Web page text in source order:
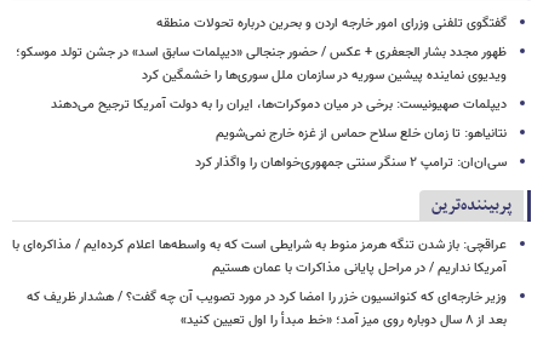
گفتگوی تلفنی وزرای امور خارجه اردن و بحرین درباره تحولات منطقه
ظهور مجدد بشار الجعفری + عکس / حضور جنجالی «دیپلمات سابق اسد» در جشن تولد موسکو؛
ویدیوی نماینده پیشین سوریه در سازمان ملل سوری‌ها را خشمگین کرد
دیپلمات صهیونیست: برخی در میان دموکرات‌ها، ایران را به دولت آمریکا ترجیح می‌دهند
نتانیاهو: تا زمان خلع سلاح حماس از غزه خارج نمی‌شویم
سی‌ان‌ان: ترامپ ۲ سنگر سنتی جمهوری‌خواهان را واگذار کرد
پربیننده‌ترین
عراقچی: باز شدن تنگه هرمز منوط به شرایطی است که به واسطه‌ها اعلام کرده‌ایم / مذاکره‌ای با
آمریکا نداریم / در مراحل پایانی مذاکرات با عمان هستیم
وزیر خارجه‌ای که کنوانسیون خزر را امضا کرد در مورد تصویب آن چه گفت؟ / هشدار ظریف که
بعد از ۸ سال دوباره روی میز آمد؛ «خط مبدأ را اول تعیین کنید»